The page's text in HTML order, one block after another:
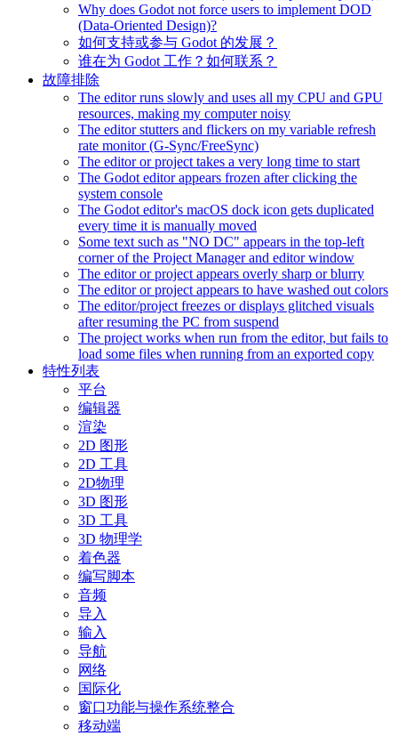
Why does Godot not force users to implement DOD
(Data-Oriented Design)?
如何支持或参与 Godot 的发展？
谁在为 Godot 工作？如何联系？
故障排除
The editor runs slowly and uses all my CPU and GPU
resources, making my computer noisy
The editor stutters and flickers on my variable refresh
rate monitor (G-Sync/FreeSync)
The editor or project takes a very long time to start
The Godot editor appears frozen after clicking the
system console
The Godot editor's macOS dock icon gets duplicated
every time it is manually moved
Some text such as "NO DC" appears in the top-left
corner of the Project Manager and editor window
The editor or project appears overly sharp or blurry
The editor or project appears to have washed out colors
The editor/project freezes or displays glitched visuals
after resuming the PC from suspend
The project works when run from the editor, but fails to
load some files when running from an exported copy
特性列表
平台
编辑器
渲染
2D 图形
2D 工具
2D物理
3D 图形
3D 工具
3D 物理学
着色器
编写脚本
音频
导入
输入
导航
网络
国际化
窗口功能与操作系统整合
移动端